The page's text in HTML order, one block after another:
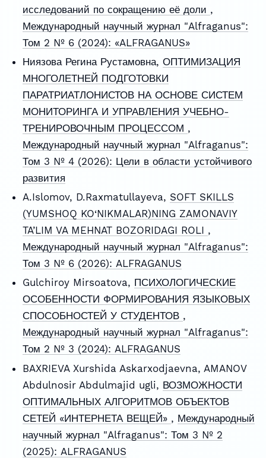
исследований по сокращению её доли ,
Международный научный журнал "Alfraganus":
Том 2 № 6 (2024): «ALFRAGANUS»
Ниязова Регина Рустамовна, ОПТИМИЗАЦИЯ
МНОГОЛЕТНЕЙ ПОДГОТОВКИ
ПАРАТРИАТЛОНИСТОВ НА ОСНОВЕ СИСТЕМ
МОНИТОРИНГА И УПРАВЛЕНИЯ УЧЕБНО-
ТРЕНИРОВОЧНЫМ ПРОЦЕССОМ ,
Международный научный журнал "Alfraganus":
Том 3 № 4 (2026): Цели в области устойчивого
развития
A.Islomov, D.Raxmatullayeva, SOFT SKILLS
(YUMSHOQ KO‘NIKMALAR)NING ZAMONAVIY
TA’LIM VA MEHNAT BOZORIDAGI ROLI ,
Международный научный журнал "Alfraganus":
Том 3 № 6 (2026): ALFRAGANUS
Gulchiroy Mirsoatova, ПСИХОЛОГИЧЕСКИЕ
ОСОБЕННОСТИ ФОРМИРОВАНИЯ ЯЗЫКОВЫХ
СПОСОБНОСТЕЙ У СТУДЕНТОВ ,
Международный научный журнал "Alfraganus":
Том 2 № 3 (2024): ALFRAGANUS
BAXRIEVA Xurshida Askarxodjaevna, AMANOV
Abdulnosir Abdulmajid ugli, ВОЗМОЖНОСТИ
ОПТИМАЛЬНЫХ АЛГОРИТМОВ ОБЪЕКТОВ
СЕТЕЙ «ИНТЕРНЕТА ВЕЩЕЙ» , Международный
научный журнал "Alfraganus": Том 3 № 2
(2025): ALFRAGANUS